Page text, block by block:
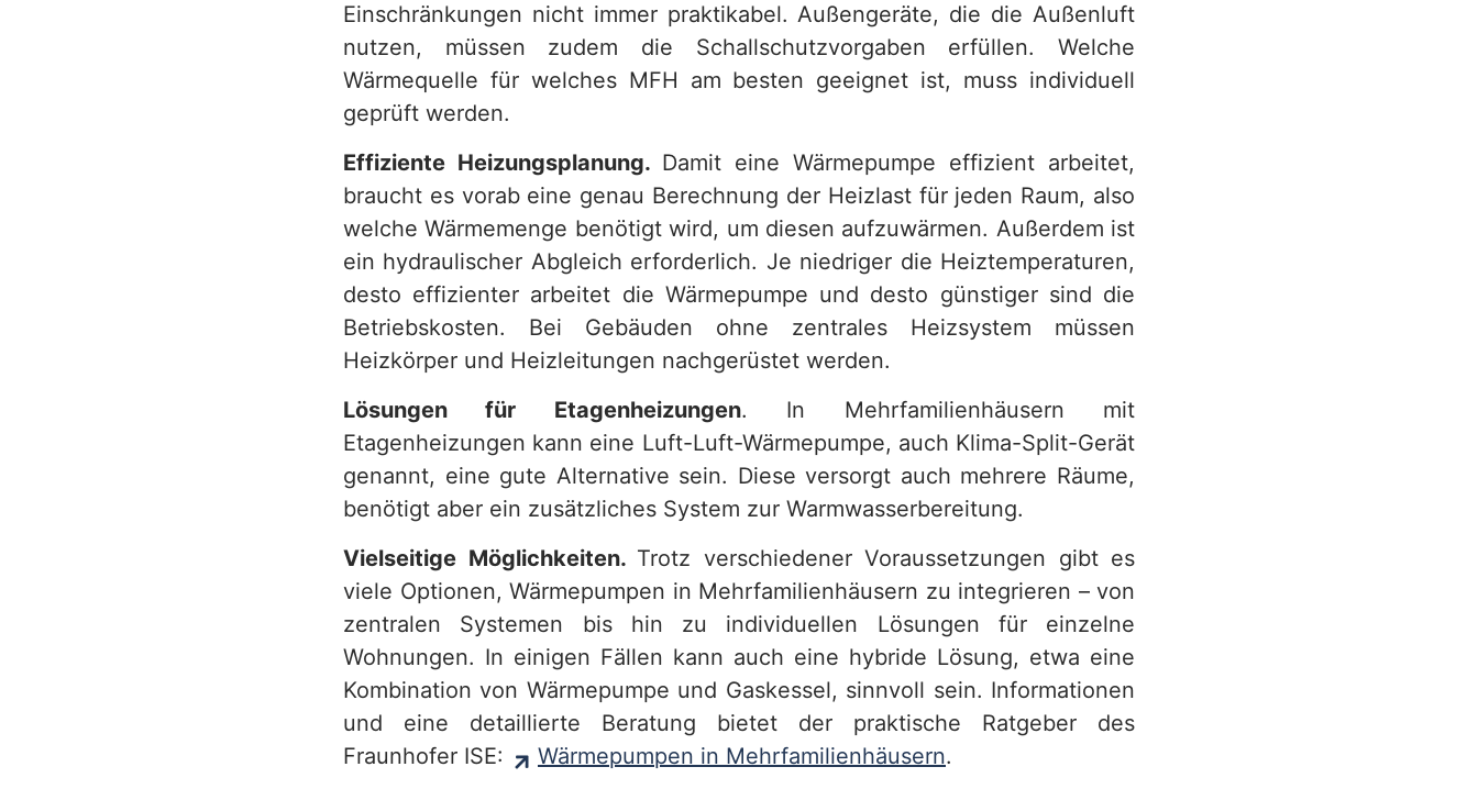
Einschränkungen nicht immer praktikabel. Außengeräte, die die Außenluft
nutzen, müssen zudem die Schallschutzvorgaben erfüllen. Welche
Wärmequelle für welches MFH am besten geeignet ist, muss individuell
geprüft werden.
Effiziente Heizungsplanung. Damit eine Wärmepumpe effizient arbeitet,
braucht es vorab eine genau Berechnung der Heizlast für jeden Raum, also
welche Wärmemenge benötigt wird, um diesen aufzuwärmen. Außerdem ist
ein hydraulischer Abgleich erforderlich. Je niedriger die Heiztemperaturen,
desto effizienter arbeitet die Wärmepumpe und desto günstiger sind die
Betriebskosten. Bei Gebäuden ohne zentrales Heizsystem müssen
Heizkörper und Heizleitungen nachgerüstet werden.
Lösungen für Etagenheizungen. In Mehrfamilienhäusern mit
Etagenheizungen kann eine Luft-Luft-Wärmepumpe, auch Klima-Split-Gerät
genannt, eine gute Alternative sein. Diese versorgt auch mehrere Räume,
benötigt aber ein zusätzliches System zur Warmwasserbereitung.
Vielseitige Möglichkeiten. Trotz verschiedener Voraussetzungen gibt es
viele Optionen, Wärmepumpen in Mehrfamilienhäusern zu integrieren – von
zentralen Systemen bis hin zu individuellen Lösungen für einzelne
Wohnungen. In einigen Fällen kann auch eine hybride Lösung, etwa eine
Kombination von Wärmepumpe und Gaskessel, sinnvoll sein. Informationen
und eine detaillierte Beratung bietet der praktische Ratgeber des
Fraunhofer ISE:
Wärmepumpen in Mehrfamilienhäusern.